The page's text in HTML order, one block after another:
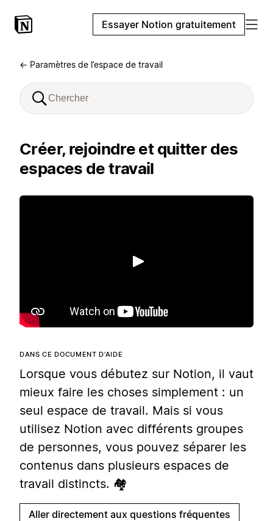
Essayer Notion gratuitement
← Paramètres de l’espace de travail
Créer, rejoindre et quitter des
espaces de travail
Lecture
DANS CE DOCUMENT D’AIDE
Lorsque vous débutez sur Notion, il vaut
mieux faire les choses simplement : un
seul espace de travail. Mais si vous
utilisez Notion avec différents groupes
de personnes, vous pouvez séparer les
contenus dans plusieurs espaces de
travail distincts. 🏘
Aller directement aux questions fréquentes